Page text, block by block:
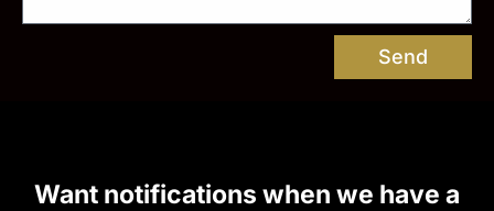
Send
Want notifications when we have a